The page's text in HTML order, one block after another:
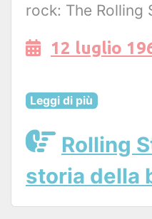
rock: The Rolling
12 luglio
Leggi di più
Rolling
storia della